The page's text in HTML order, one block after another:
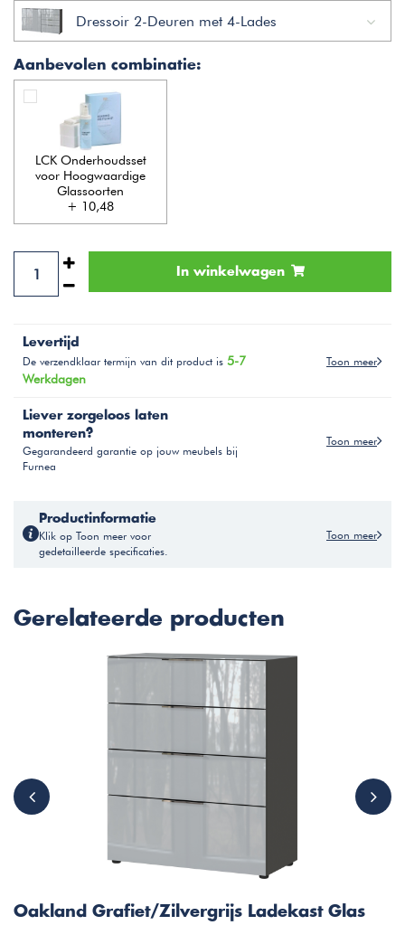
Dressoir 2-Deuren met 4-Lades
Aanbevolen combinatie:
LCK Onderhoudsset
voor Hoogwaardige
Glassoorten
+ 10,48
In winkelwagen
Levertijd
De verzendklaar termijn van dit product is 5-7
Werkdagen
Toon meer
Liever zorgeloos laten
monteren?
Gegarandeerd garantie op jouw meubels bij
Furnea
Toon meer
Productinformatie
Klik op Toon meer voor
gedetailleerde specificaties.
Toon meer
Gerelateerde producten
Oakland Grafiet/Zilvergrijs Ladekast Glas